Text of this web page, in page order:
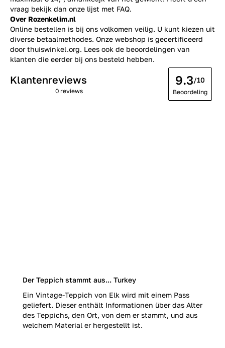
vraag bekijk dan onze lijst met FAQ.
Over Rozenkelim.nl
Online bestellen is bij ons volkomen veilig. U kunt kiezen uit
diverse betaalmethodes. Onze webshop is gecertificeerd
door thuiswinkel.org. Lees ook de beoordelingen van
klanten die eerder bij ons besteld hebben.
Der Teppich stammt aus... Turkey
Ein Vintage-Teppich von Elk wird mit einem Pass
geliefert. Dieser enthält Informationen über das Alter
des Teppichs, den Ort, von dem er stammt, und aus
welchem Material er hergestellt ist.
Klantenreviews
0 reviews
9.3/10
Beoordeling